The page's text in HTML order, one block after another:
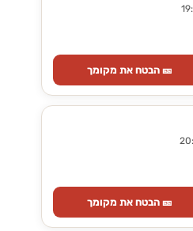
🎫 הבטח את מקומך
🎫 הבטח את מקומך